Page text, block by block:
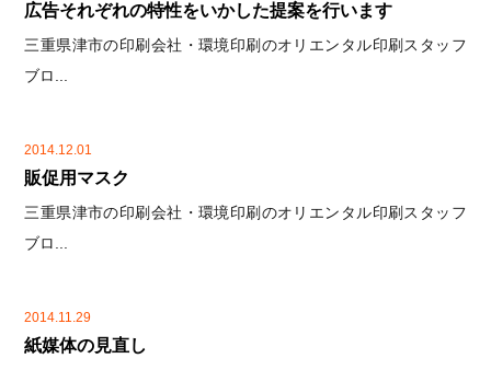
広告それぞれの特性をいかした提案を行います
三重県津市の印刷会社・環境印刷のオリエンタル印刷スタッフ
ブロ...
2014.12.01
販促用マスク
三重県津市の印刷会社・環境印刷のオリエンタル印刷スタッフ
ブロ...
2014.11.29
紙媒体の見直し